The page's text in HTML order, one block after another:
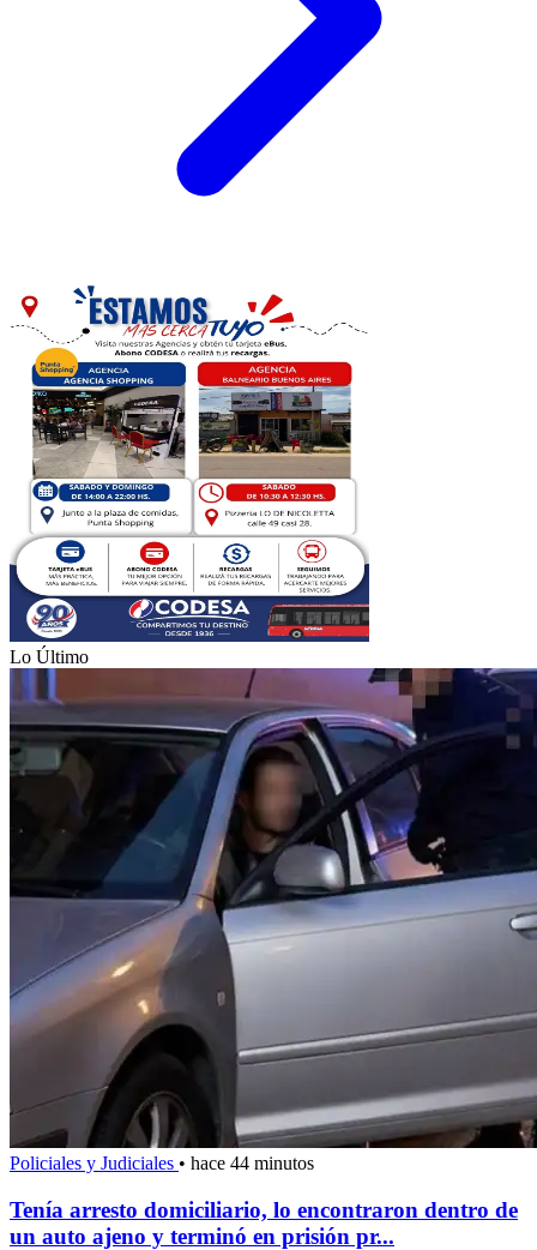
Lo Último
Policiales y Judiciales • hace 44 minutos
Tenía arresto domiciliario, lo encontraron dentro de
un auto ajeno y terminó en prisión pr...